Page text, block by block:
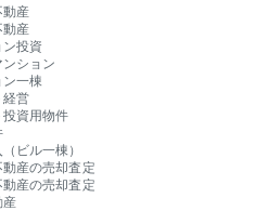
産
産
投資
ション
一棟
経営
資用物件
ビル一棟）
産の売却査定
産の売却査定
産